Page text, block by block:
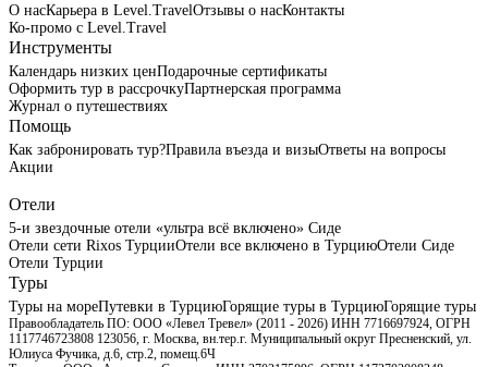
О насКарьера в Level.TravelОтзывы о насКонтакты
Ко-промо с Level.Travel
Инструменты
Календарь низких ценПодарочные сертификаты
Оформить тур в рассрочкуПартнерская программа
Журнал о путешествиях
Помощь
Как забронировать тур?Правила въезда и визыОтветы на вопросы
Акции
Отели
5-и звездочные отели «ультра всё включено» Сиде
Отели сети Rixos ТурцииОтели все включено в ТурциюОтели Сиде
Отели Турции
Туры
Туры на мореПутевки в ТурциюГорящие туры в ТурциюГорящие туры
Правообладатель ПО: ООО «Левел Тревел» (2011 - 2026) ИНН 7716697924, ОГРН
1117746723808 123056, г. Москва, вн.тер.г. Муниципальный округ Пресненский, ул.
Юлиуса Фучика, д.6, стр.2, помещ.6Ч